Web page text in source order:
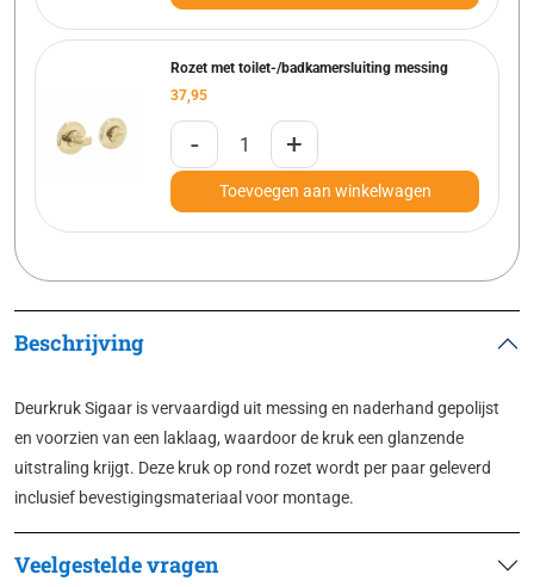
Rozet met toilet-/badkamersluiting messing
37,95
- +
Toevoegen aan winkelwagen
Beschrijving
Deurkruk Sigaar is vervaardigd uit messing en naderhand gepolijst
en voorzien van een laklaag, waardoor de kruk een glanzende
uitstraling krijgt. Deze kruk op rond rozet wordt per paar geleverd
inclusief bevestigingsmateriaal voor montage.
Veelgestelde vragen